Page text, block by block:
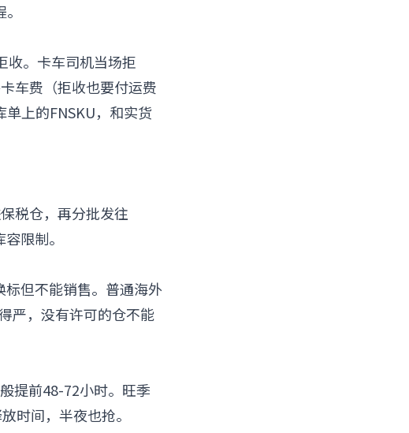
收。卡车司机当场拒
车费（拒收也要付运费
上的FNSKU，和实货
税仓，再分批发往
限制。
标但不能销售。普通海外
严，没有许可的仓不能
提前48-72小时。旺季
时间，半夜也抢。